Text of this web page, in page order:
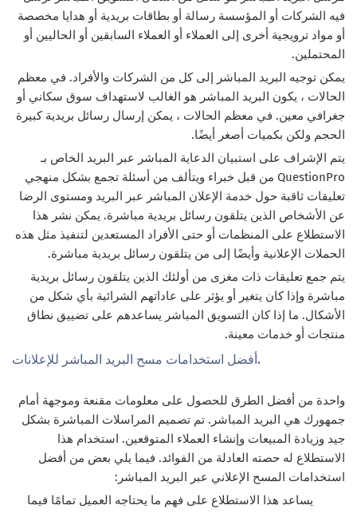
فيه الشركات أو المؤسسة رسالة أو بطاقات بريدية أو هدايا مخصصة
أو مواد ترويجية أخرى إلى العملاء أو العملاء السابقين أو الحاليين أو
المحتملين.
يمكن توجيه البريد المباشر إلى كل من الشركات والأفراد. في معظم
الحالات ، يكون البريد المباشر هو الغالب لاستهداف سوق سكاني أو
جغرافي معين. في معظم الحالات ، يمكن إرسال رسائل بريدية كبيرة
الحجم ولكن بكميات أصغر أيضًا.
يتم الإشراف على استبيان الدعاية المباشر عبر البريد الخاص بـ
QuestionPro من قبل خبراء ويتألف من أسئلة تجمع بشكل منهجي
تعليقات ثاقبة حول خدمة الإعلان المباشر عبر البريد ومستوى الرضا
عن الأشخاص الذين يتلقون رسائل بريدية مباشرة. يمكن نشر هذا
الاستطلاع على المنظمات أو حتى الأفراد المستعدين لتنفيذ مثل هذه
الحملات الإعلانية وأيضًا إلى من يتلقون رسائل بريدية مباشرة.
يتم جمع تعليقات ذات مغزى من أولئك الذين يتلقون رسائل بريدية
مباشرة وإذا كان يتغير أو يؤثر على عاداتهم الشرائية بأي شكل من
الأشكال. ما إذا كان التسويق المباشر يساعدهم على تضييق نطاق
منتجات أو خدمات معينة.
أفضل استخدامات مسح البريد المباشر للإعلانات.
واحدة من أفضل الطرق للحصول على معلومات مقنعة وموجهة أمام
جمهورك هي البريد المباشر. تم تصميم المراسلات المباشرة بشكل
جيد وزيادة المبيعات وإنشاء العملاء المتوقعين. استخدام هذا
الاستطلاع له حصته العادلة من الفوائد. فيما يلي بعض من أفضل
استخدامات المسح الإعلاني عبر البريد المباشر:
يساعد هذا الاستطلاع على فهم ما يحتاجه العميل تمامًا فيما